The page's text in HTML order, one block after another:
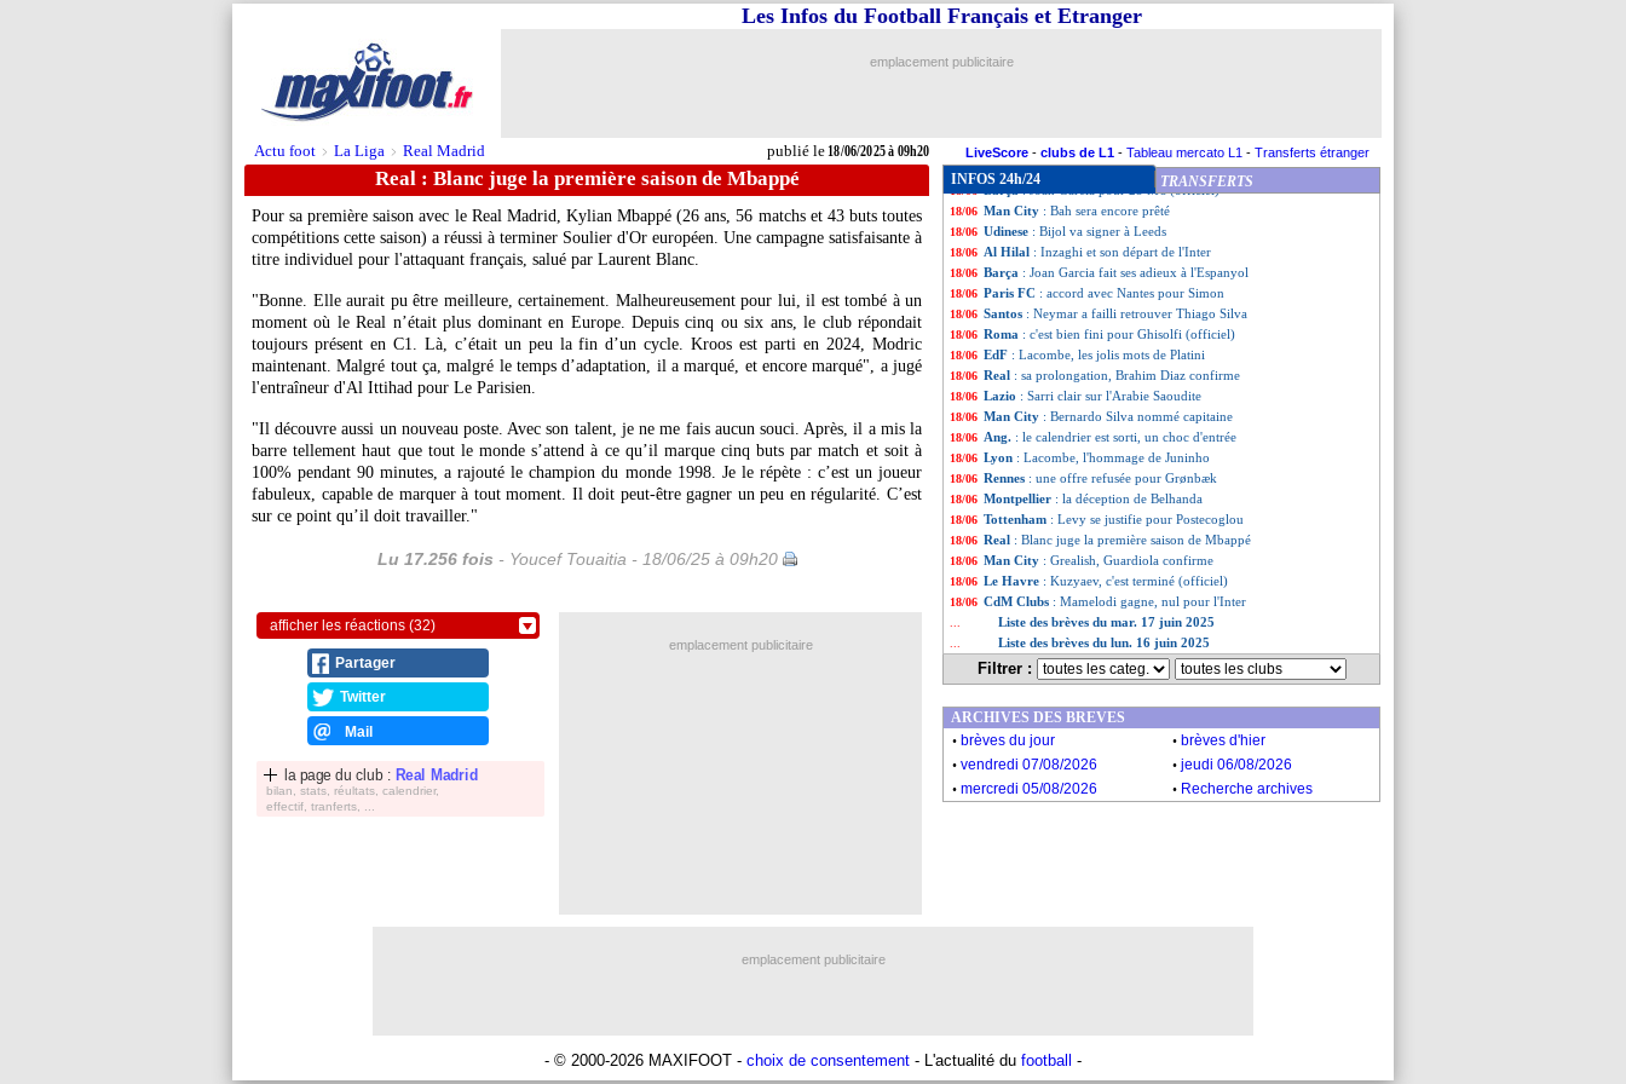
Actu foot > La Liga > Real Madrid publié le18/06/2025 à 09h20
Les Infos du Football Français et Etranger
emplacement publicitaire
LiveScore - clubs de L1 - Tableau mercato L1 - Transferts étranger
Real : Blanc juge la première saison de Mbappé
Pour sa première saison avec le Real Madrid, KylianMbappé (26 ans, 56 matchs et 43 buts toutes
compétitions cette saison) a réussi à terminer Soulier d'Or européen. Une campagne satisfaisante à
titre individuel pour l'attaquant français, salué par Laurent Blanc.
"Bonne. Elle aurait pu être meilleure, certainement. Malheureusement pour lui, il est tombé à un
moment où le Real n’était plus dominant en Europe. Depuis cinq ou six ans, le club répondait
toujours présent en C1. Là, c’était un peu la fin d’un cycle. Kroos est parti en 2024, Modric
maintenant. Malgré tout ça, malgré le temps d’adaptation, il a marqué, et encore marqué", a jugé
l'entraîneur d'Al Ittihad pour Le Parisien.
"Il découvre aussi un nouveau poste. Avec son talent, je ne me fais aucun souci. Après, il a mis la
barre tellement haut que tout le monde s’attend à ce qu’il marque cinq buts par match et soit à
100% pendant 90 minutes, a rajouté le champion du monde 1998. Je le répète : c’est un joueur
fabuleux, capable de marquer à tout moment. Il doit peut-être gagner un peu en régularité. C’est
sur ce point qu’il doit travailler."
Lu 17.256 fois - Youcef Touaitia - 18/06/25 à 09h20
afficher les réactions (32)
Partager
Twitter
Mail
la page du club : Real Madrid
bilan, stats, réultats, calendrier,
effectif, tranferts, ...
INFOS 24h/24 TRANSFERTS
18/06 Reims: Geraerts sur le banc (officiel)
18/06 Man City: Cherki titulaire contre le Wydad
18/06 Al Ittihad
18/06 Leverkusen: Igor Paixão dans le viseur
18/06 Caen: Sy rejoint Auxerre (officiel)
: Joan Garcia pour 25 M€ (officiel)
18/06 Man City : Bah sera encore prêté
18/06 Udinese : Bijol va signer à Leeds
18/06 Al Hilal : Inzaghi et son départ de l'Inter
18/06 Barça : Joan Garcia fait ses adieux à l'Espanyol
18/06 Paris FC : accord avec Nantes pour Simon
18/06 Santos : Neymar a failli retrouver Thiago Silva
18/06 Roma : c'est bien fini pour Ghisolfi (officiel)
18/06 EdF : Lacombe, les jolis mots de Platini
18/06 Real : sa prolongation, Brahim Diaz confirme
18/06 Lazio : Sarri clair sur l'Arabie Saoudite
18/06 Man City : Bernardo Silva nommé capitaine
18/06 Ang. : le calendrier est sorti, un choc d'entrée
18/06 Lyon : Lacombe, l'hommage de Juninho
18/06 Rennes : une offre refusée pour Grønbæk
18/06 Montpellier : la déception de Belhanda
18/06 Tottenham : Levy se justifie pour Postecoglou
18/06 Real : Blanc juge la première saison de Mbappé
18/06 Man City : Grealish, Guardiola confirme
18/06 Le Havre : Kuzyaev, c'est terminé (officiel)
18/06 CdM Clubs : Mamelodi gagne, nul pour l'Inter
Liste des brèves du mar. 17 juin 2025
Liste des brèves du lun. 16 juin 2025
Filtrer :
emplacement publicitaire
ARCHIVES DES BREVES
. brèves du jour . brèves d'hier
. vendredi 07/08/2026 . jeudi 06/08/2026
. mercredi 05/08/2026 . Recherche archives
emplacement publicitaire
- © 2000-2026 MAXIFOOT - choix de consentement - L'actualité du football -